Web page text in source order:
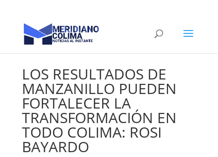
LOS RESULTADOS DE
MANZANILLO PUEDEN
FORTALECER LA
TRANSFORMACIÓN EN
TODO COLIMA: ROSI
BAYARDO